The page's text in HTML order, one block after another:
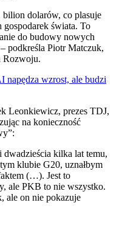
dolarów, co plasuje
świata. To
do budowy nowych
podkreśla Piotr Matczuk,
Rozwoju.
napędza wzrost, ale budzi
Leonkiewicz, prezes TDJ,
na konieczność
dwadzieścia kilka lat temu,
klubie G20, uznałbym
(…). Jest to
ale PKB to nie wszystko.
ale on nie pokazuje